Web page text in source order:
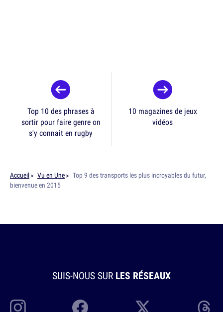
Top 10 des phrases à
sortir pour faire genre on
s'y connait en rugby
10 magazines de jeux
vidéos
Accueil Vu en Une
Top 9 des transports les plus incroyables du futur,
bienvenue en 2015
SUIS-NOUS SUR LES RÉSEAUX